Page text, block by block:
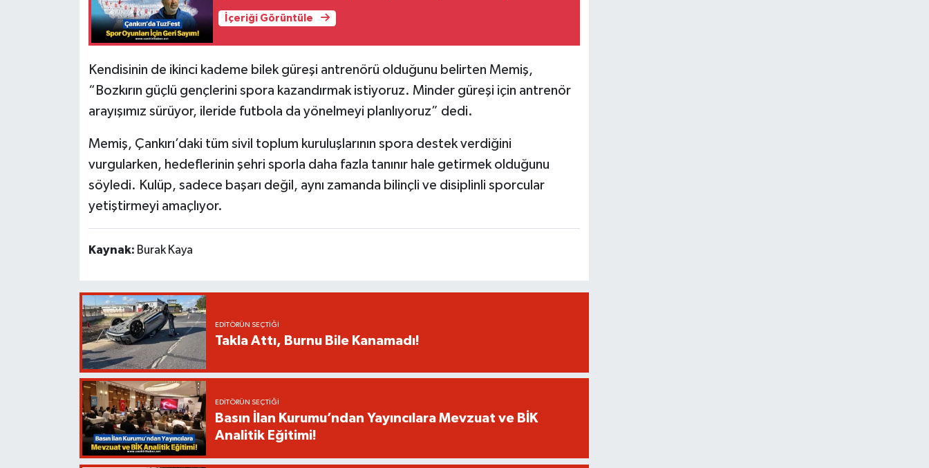
İçeriği Görüntüle
Kendisinin de ikinci kademe bilek güreşi antrenörü olduğunu belirten Memiş,
“Bozkırın güçlü gençlerini spora kazandırmak istiyoruz. Minder güreşi için antrenör
arayışımız sürüyor, ileride futbola da yönelmeyi planlıyoruz” dedi.
Memiş, Çankırı’daki tüm sivil toplum kuruluşlarının spora destek verdiğini
vurgularken, hedeflerinin şehri sporla daha fazla tanınır hale getirmek olduğunu
söyledi. Kulüp, sadece başarı değil, aynı zamanda bilinçli ve disiplinli sporcular
yetiştirmeyi amaçlıyor.
Kaynak: Burak Kaya
EDITÖRÜN SEÇTIĞI
Takla Attı, Burnu Bile Kanamadı!
EDITÖRÜN SEÇTIĞI
Basın İlan Kurumu’ndan Yayıncılara Mevzuat ve BİK
Analitik Eğitimi!